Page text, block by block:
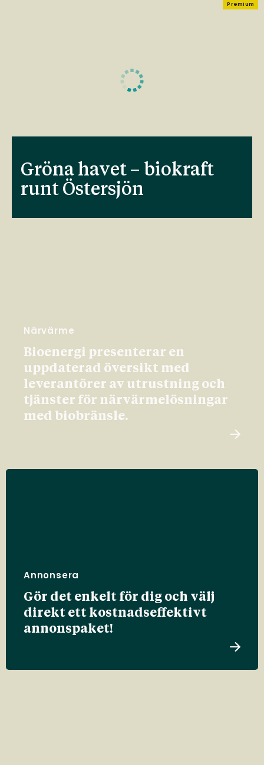
Premium
Gröna havet – biokraft
runt Östersjön
Närvärme
Bioenergi presenterar en
uppdaterad översikt med
leverantörer av utrustning och
tjänster för närvärmelösningar
med biobränsle.
Annonsera
Gör det enkelt för dig och välj
direkt ett kostnadseffektivt
annonspaket!